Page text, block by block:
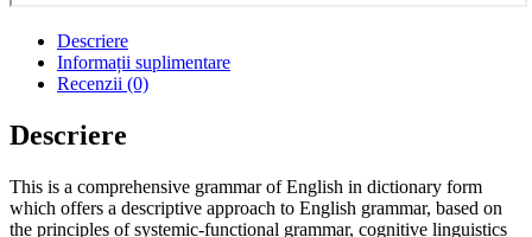
Descriere
Informații suplimentare
Recenzii (0)
Descriere
This is a comprehensive grammar of English in dictionary form
which offers a descriptive approach to English grammar, based on
the principles of systemic-functional grammar, cognitive linguistics